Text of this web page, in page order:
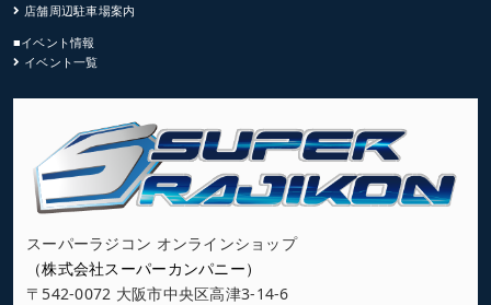
店舗周辺駐車場案内
■イベント情報
イベント一覧
スーパーラジコン オンラインショップ
（株式会社スーパーカンパニー）
〒542-0072 大阪市中央区高津3-14-6